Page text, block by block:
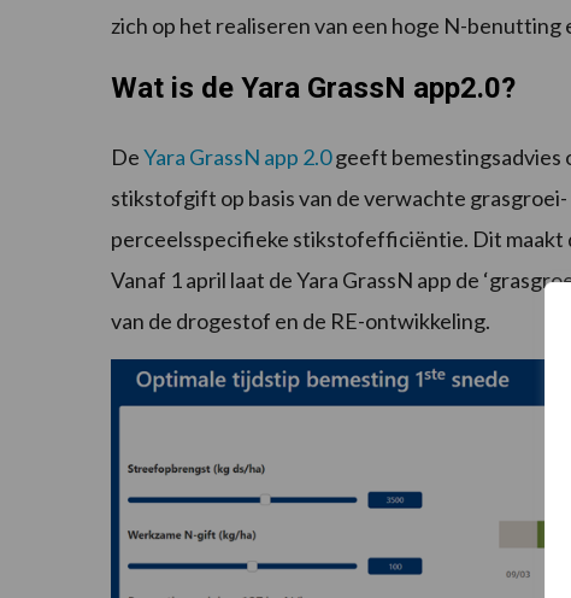
zich op het realiseren van een hoge N-benutting
Wat is de Yara GrassN app2.0?
DeYara GrassN app 2.0geeft bemestingsadvies
stikstofgift op basis van de verwachte
perceelsspecifieke stikstofefficiëntie. Dit maakt
Vanaf 1 april laat de Yara GrassN app de
van de drogestof en de RE-ontwikkeling.